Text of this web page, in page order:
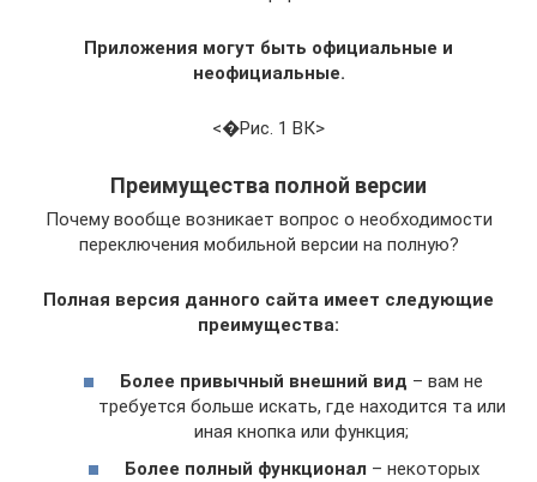
Приложения могут быть официальные и
неофициальные.
<�Рис. 1 ВК>
Преимущества полной версии
Почему вообще возникает вопрос о необходимости
переключения мобильной версии на полную?
Полная версия данного сайта имеет следующие
преимущества:
Более привычный внешний вид – вам не
требуется больше искать, где находится та или
иная кнопка или функция;
Более полный функционал – некоторых